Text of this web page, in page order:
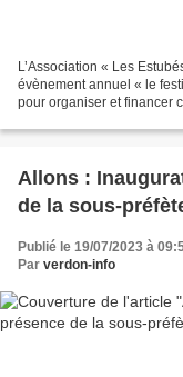
L’Association « Les
évènement annuel « le
pour organiser et financer
Allons :
de la sous-
Publié le 19/07/2023 à
Par verdon-info